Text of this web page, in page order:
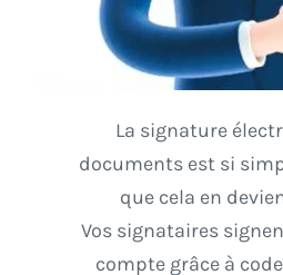
La signature
documents est si
que cela en
Vos signataires
compte grâce à